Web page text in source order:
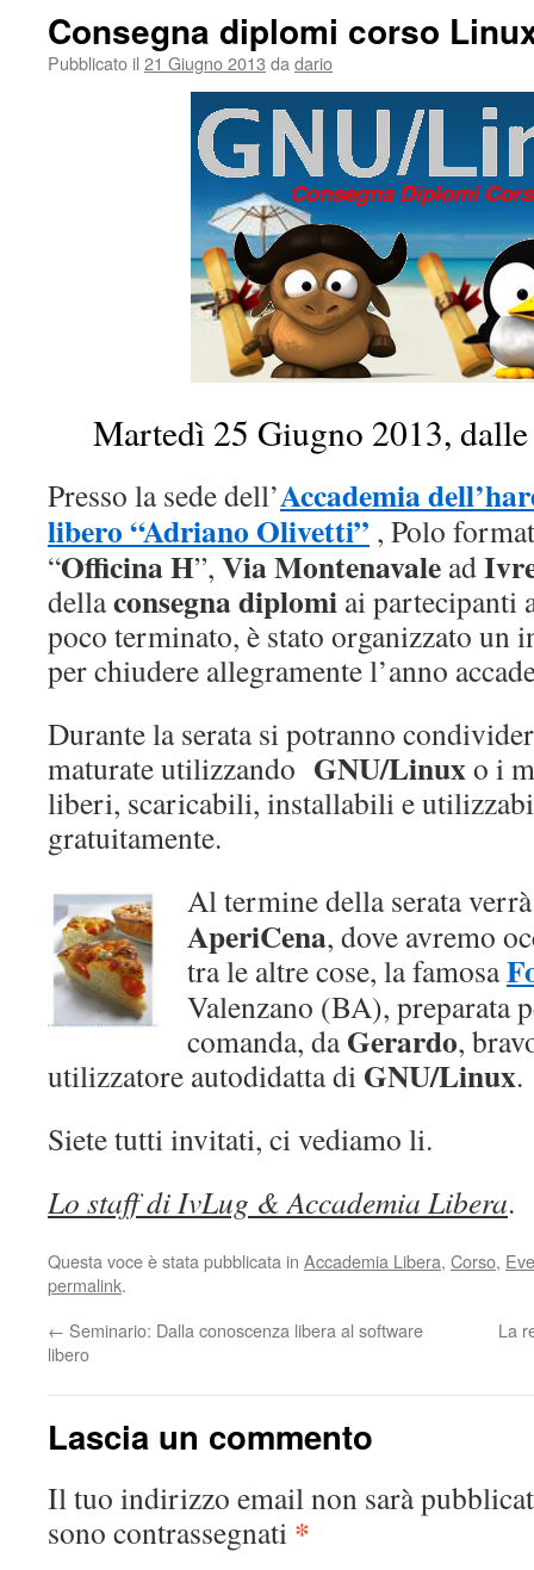
Consegna diplomi corso
Pubblicato il 21 Giugno 2013 da dario
Martedì 25 Giugno 2013,
Presso la sede dell’Accademia
libero “Adriano Olivetti” , Polo
“Officina H”, Via Montenavale ad
dellaconsegna diplomi ai partecipanti
poco terminato, è stato organizzato un
per chiudere allegramente l’anno
Durante la serata si potranno
maturate utilizzando GNU/Linuxo i
liberi, scaricabili, installabili e
gratuitamente.
Al termine della serata
AperiCena, dove avremo
tra le altre cose, la famosa
Valenzano (BA), preparata
comanda, daGerardo,
utilizzatore autodidatta di GNU/Linux.
Siete tutti invitati, ci vediamo li.
Lo staff di IvLug & Accademia Libera.
Questa voce è stata pubblicata in Accademia Libera, Corso,
permalink.
← Seminario: Dalla conoscenza libera al software
libero
La
Lascia un commento
Il tuo indirizzo email non sarà
sono contrassegnati *